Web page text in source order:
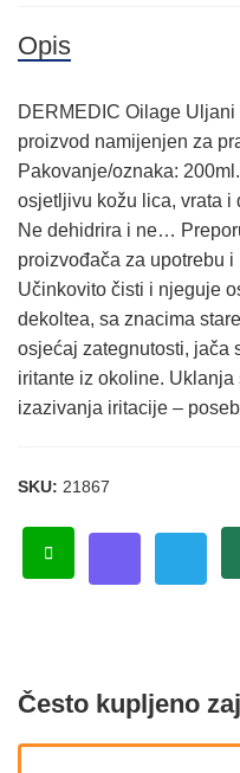
Opis
DERMEDIC Oilage
proizvod namijenjen za
Pakovanje/oznaka:
osjetljivu kožu lica, vrata i
Ne dehidrira i ne…
proizvođača za upotrebu
Učinkovito čisti i njeguje
dekoltea, sa znacima
osjećaj zategnutosti, jača
iritante iz okoline.
izazivanja iritacije –
SKU: 21867
Često kupljeno